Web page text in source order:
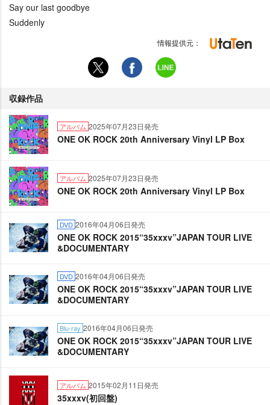
Say our last goodbye
Suddenly
情報提供元：
収録作品
アルバム 2025年07月23日発売
ONE OK ROCK 20th Anniversary Vinyl LP Box
アルバム 2025年07月23日発売
ONE OK ROCK 20th Anniversary Vinyl LP Box
DVD 2016年04月06日発売
ONE OK ROCK 2015“35xxxv”JAPAN TOUR LIVE
&DOCUMENTARY
DVD 2016年04月06日発売
ONE OK ROCK 2015“35xxxv”JAPAN TOUR LIVE
&DOCUMENTARY
Blu-ray 2016年04月06日発売
ONE OK ROCK 2015“35xxxv”JAPAN TOUR LIVE
&DOCUMENTARY
アルバム 2015年02月11日発売
35xxxv(初回盤)